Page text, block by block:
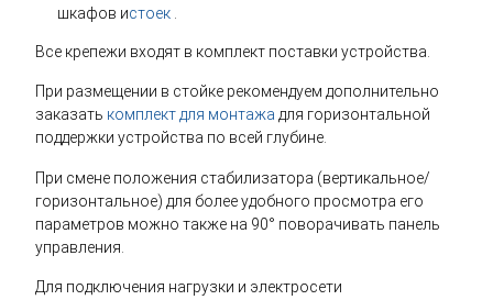
шкафов истоек
Все крепежи входят в комплект поставки устройства.
При размещении в стойке рекомендуем дополнительно
заказать комплект для монтажа для горизонтальной
поддержки устройства по всей глубине.
При смене положения стабилизатора (вертикальное/
горизонтальное) для более удобного просмотра его
параметров можно также на 90° поворачивать панель
управления.
Для подключения нагрузки и электросети